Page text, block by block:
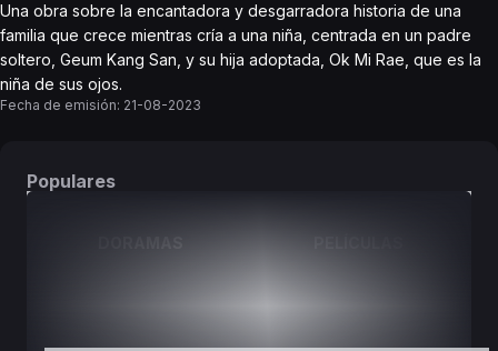
Una obra sobre la encantadora y desgarradora historia de una
familia que crece mientras cría a una niña, centrada en un padre
soltero, Geum Kang San, y su hija adoptada, Ok Mi Rae, que es la
niña de sus ojos.
Fecha de emisión: 21-08-2023
Populares
DORAMAS